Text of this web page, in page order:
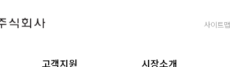
사이트맵
고객지원 시장소개